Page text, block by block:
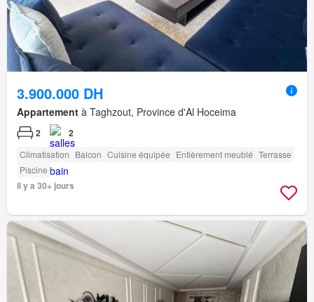
3.900.000 DH
Appartement à Taghzout, Province d'Al Hoceima
2 2
Climatisation Balcon Cuisine équipée Entièrement meublé Terrasse
Piscine
Il y a 30+ jours